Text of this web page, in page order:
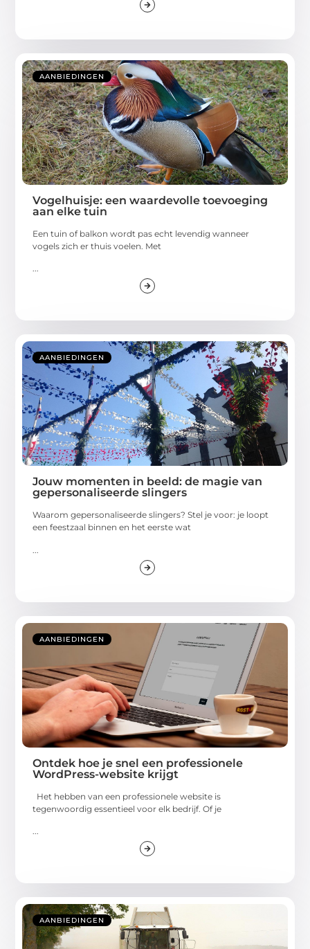
AANBIEDINGEN
Vogelhuisje: een waardevolle toevoeging
aan elke tuin
Een tuin of balkon wordt pas echt levendig wanneer
vogels zich er thuis voelen. Met
...
AANBIEDINGEN
Jouw momenten in beeld: de magie van
gepersonaliseerde slingers
Waarom gepersonaliseerde slingers? Stel je voor: je loopt
een feestzaal binnen en het eerste wat
AANBIEDINGEN
Ontdek hoe je snel een professionele
WordPress-website krijgt
Het hebben van een professionele website is
tegenwoordig essentieel voor elk bedrijf. Of je
...
AANBIEDINGEN